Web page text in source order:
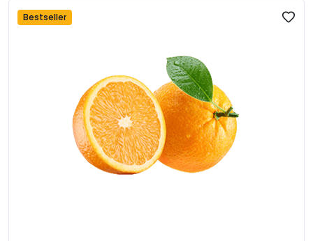
Bestseller